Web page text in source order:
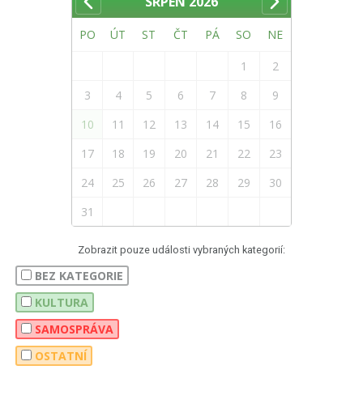
PO ÚT ST ČT PÁ SO NE
1
2
3
4 5 6 7 8
9
10
11 12 13 14 15
16
17
18 19 20 21 22
23
24
25 26 27 28 29
30
31
Zobrazit pouze události vybraných kategorií:
BEZ KATEGORIE
KULTURA
SAMOSPRÁVA
OSTATNÍ